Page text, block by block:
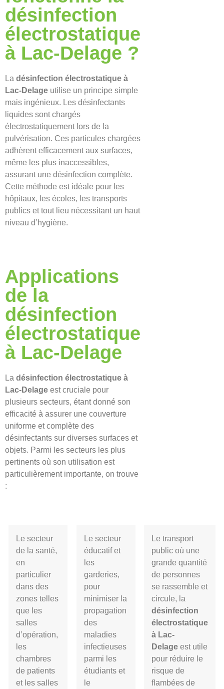
désinfection
électrostatique
à Lac-Delage ?
La désinfection électrostatique à
Lac-Delage utilise un principe simple
mais ingénieux. Les désinfectants
liquides sont chargés
électrostatiquement lors de la
pulvérisation. Ces particules chargées
adhèrent efficacement aux surfaces,
même les plus inaccessibles,
assurant une désinfection complète.
Cette méthode est idéale pour les
hôpitaux, les écoles, les transports
publics et tout lieu nécessitant un haut
niveau d’hygiène.
Applications
de la
désinfection
électrostatique
à Lac-Delage
La désinfection électrostatique à
Lac-Delage est cruciale pour
plusieurs secteurs, étant donné son
efficacité à assurer une couverture
uniforme et complète des
désinfectants sur diverses surfaces et
objets. Parmi les secteurs les plus
pertinents où son utilisation est
particulièrement importante, on trouve
:
Le secteur
de la santé,
en
particulier
dans des
zones telles
que les
salles
d’opération,
les
chambres
de patients
et les salles
Le secteur
éducatif et
les
garderies,
pour
minimiser la
propagation
des
maladies
infectieuses
parmi les
étudiants et
le
Le transport
public où une
grande quantité
de personnes
se rassemble et
circule, la
désinfection
électrostatique
à Lac-
Delageest utile
pour réduire le
risque de
flambées de